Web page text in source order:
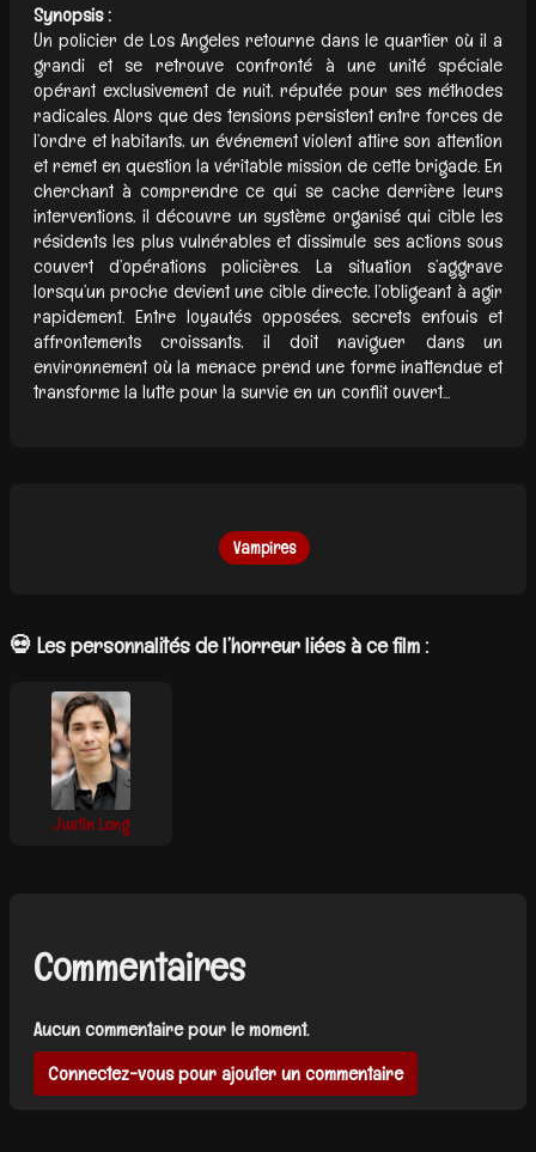
Synopsis :
Un policier de Los Angeles retourne dans le quartier où il a
grandi et se retrouve confronté à une unité spéciale
opérant exclusivement de nuit, réputée pour ses méthodes
radicales. Alors que des tensions persistent entre forces de
l’ordre et habitants, un événement violent attire son attention
et remet en question la véritable mission de cette brigade. En
cherchant à comprendre ce qui se cache derrière leurs
interventions, il découvre un système organisé qui cible les
résidents les plus vulnérables et dissimule ses actions sous
couvert d’opérations policières. La situation s’aggrave
lorsqu’un proche devient une cible directe, l’obligeant à agir
rapidement. Entre loyautés opposées, secrets enfouis et
affrontements croissants, il doit naviguer dans un
environnement où la menace prend une forme inattendue et
transforme la lutte pour la survie en un conflit ouvert...
Vampires
💀 Les personnalités de l’horreur liées à ce film :
Justin Long
Commentaires
Aucun commentaire pour le moment.
Connectez-vous pour ajouter un commentaire